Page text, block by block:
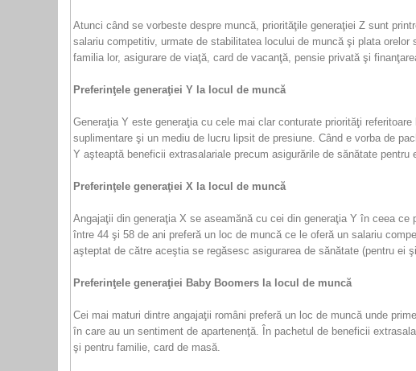
Atunci când se vorbeste despre muncă, priorităţile generaţiei Z sunt
salariu competitiv, urmate de stabilitatea locului de muncă şi plata
familia lor, asigurare de viaţă, card de vacanţă, pensie privată şi
Preferinţele generaţiei Y la locul de muncă
Generaţia Y este generaţia cu cele mai clar conturate priorităţi
suplimentare şi un mediu de lucru lipsit de presiune. Când e vorba de
Y aşteaptă beneficii extrasalariale precum asigurările de sănătate
Preferinţele generaţiei X la locul de muncă
Angajaţii din generaţia X se aseamănă cu cei din generaţia Y în ceea
între 44 şi 58 de ani preferă un loc de muncă ce le oferă un salariu
aşteptat de către aceştia se regăsesc asigurarea de sănătate (pentru
Preferinţele generaţiei Baby Boomers la locul de muncă
Cei mai maturi dintre angajaţii români preferă un loc de muncă unde
în care au un sentiment de apartenenţă. În pachetul de beneficii
şi pentru familie, card de masă.